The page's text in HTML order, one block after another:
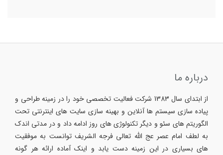
درباره ما
از ابتدای سال 1383 شرکت فعالیت تخصصی خود را در زمینه طراحی و
پیاده سازی سیستم ها آنلاین و بهینه سازی سایت های اینترنتی تحت
الگوریتم های سئو و دیگر تکنولوژی های روز ادامه داد و در مدتی اندک
به لطف امام عصر عج الله تعالی فرجه الشریف توانست به موفقیت
های بسیاری در این زمینه دست یابد و اینک آماده ارائه هر گونه